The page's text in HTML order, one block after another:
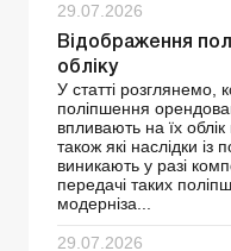
29.07.2026
Відображення
обліку
У статті розглянемо,
поліпшення
впливають на їх
також які наслідки із
виникають у разі
передачі таких
модерніза...
29.07.2026